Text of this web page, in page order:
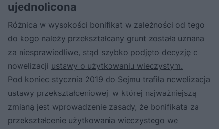
ujednolicona
Różnica w wysokości bonifikat w zależności od tego
do kogo należy przekształcany grunt została uznana
za niesprawiedliwe, stąd szybko podjęto decyzję o
nowelizacji ustawy o użytkowaniu wieczystym.
Pod koniec stycznia 2019 do Sejmu trafiła nowelizacja
ustawy przekształceniowej, w której najważniejszą
zmianą jest wprowadzenie zasady, że bonifikata za
przekształcenie użytkowania wieczystego we